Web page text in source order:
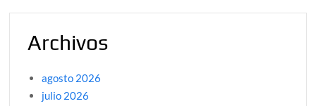
Archivos
agosto 2026
julio 2026